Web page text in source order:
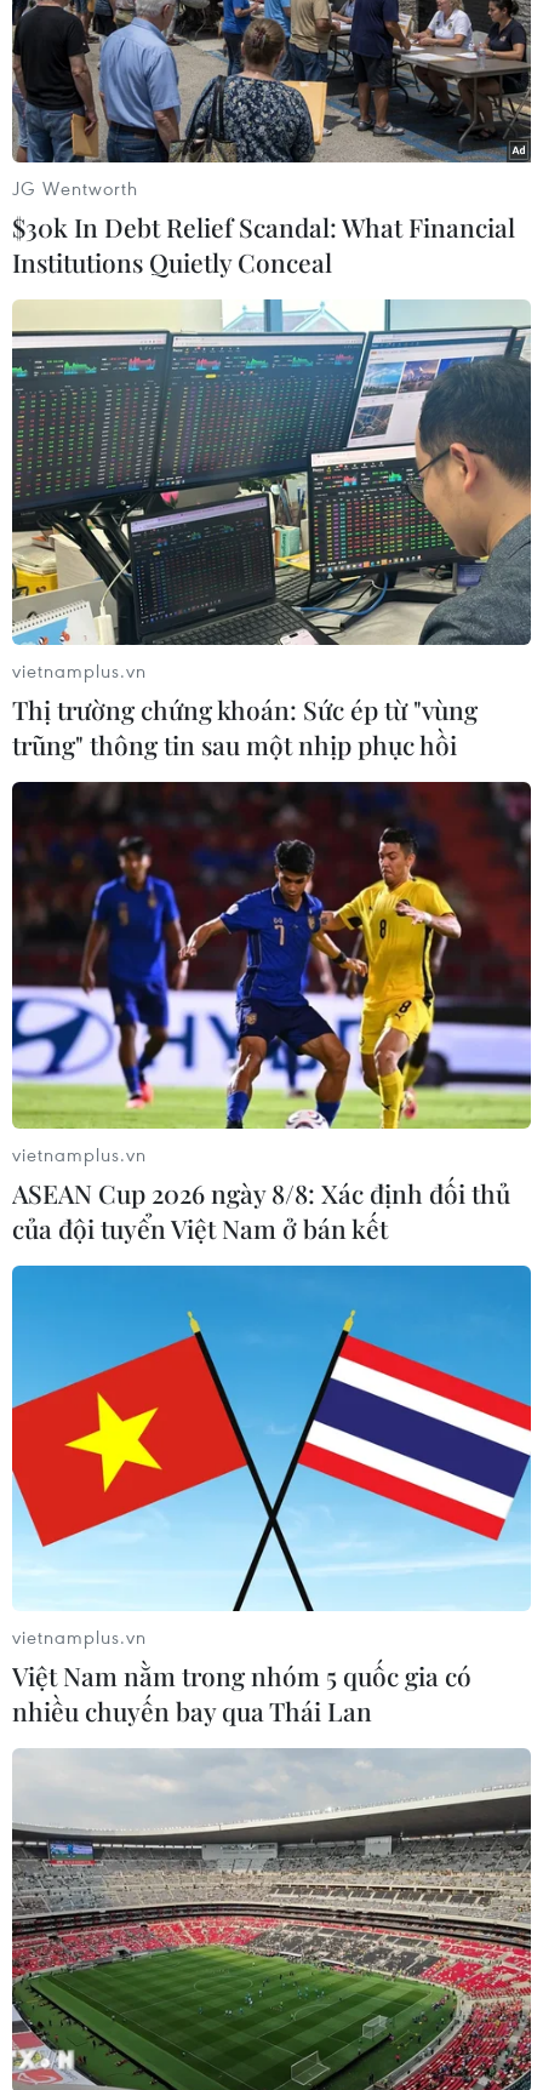
#Sản xuất phim
#Nguồn nhân lực điện ảnh
TP. Hà Nội
Theo dõi VietnamPlus
TIN LIÊN QUAN
Cơ hội xem miễn phí nhiều bộ phim đình
đám của điện ảnh Việt
03/04/2019 07:51
Trong dịp này, công chúng Thủ đô sẽ được xem miễn
phí nhiều bộ phim ấn tượng của điện ảnh Việt Nam
trong năm 2018 như “Người bất tử,” “Tháng năm rực
rỡ”…
144 tác phẩm điện ảnh đăng ký tham gia
Giải thưởng Cánh diều 2018
04/04/2019 13:02
Hơn 50 cơ sở sản xuất phim trên cả nước gửi phim
đăng ký tham dự Giải Cánh diều 2018, với tổng cộng
144 phim, trong đó có 2 công trình nghiên cứu, lý luận
phê bình điện ảnh.
JG Wentworth
$30k In Debt Relief Scandal: What Financial
Institutions Quietly Conceal
vietnamplus.vn
Thị trường chứng khoán: Sức ép từ "vùng
trũng" thông tin sau một nhịp phục hồi
vietnamplus.vn
ASEAN Cup 2026 ngày 8/8: Xác định đối thủ
của đội tuyển Việt Nam ở bán kết
vietnamplus.vn
Việt Nam nằm trong nhóm 5 quốc gia có
nhiều chuyến bay qua Thái Lan